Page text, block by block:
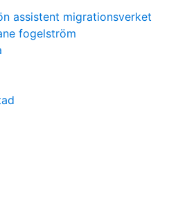
assistent migrationsverket
fogelström